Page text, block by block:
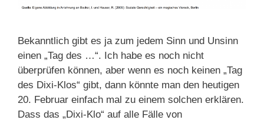
Bekanntlich gibt es ja zum jedem Sinn und Unsinn
einen „Tag des …“. Ich habe es noch nicht
überprüfen können, aber wenn es noch keinen „Tag
des Dixi-Klos“ gibt, dann könnte man den heutigen
20. Februar einfach mal zu einem solchen erklären.
Dass das „Dixi-Klo“ auf alle Fälle von